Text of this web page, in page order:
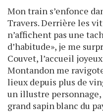
Mon train s’enfonce
Travers. Derrière les
n’affichent pas une
d’habitude», je me
Couvet, l’accueil
Montandon me
lieux depuis plus de
un illustre
grand sapin blanc du